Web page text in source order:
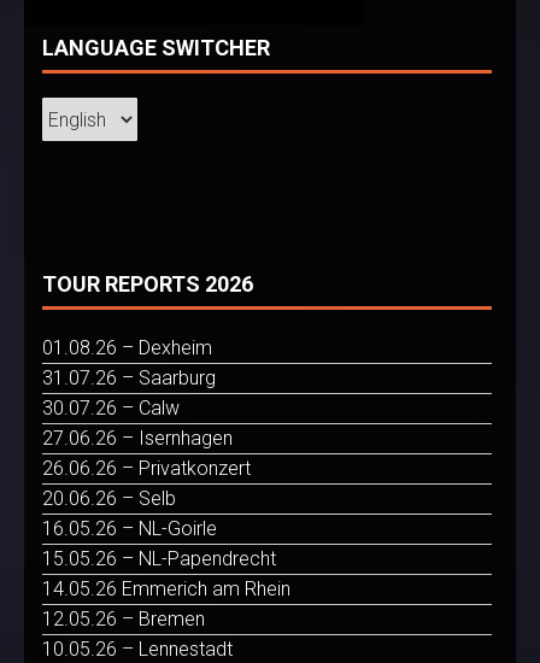
LANGUAGE SWITCHER
TOUR REPORTS 2026
01.08.26 – Dexheim
31.07.26 – Saarburg
30.07.26 – Calw
27.06.26 – Isernhagen
26.06.26 – Privatkonzert
20.06.26 – Selb
16.05.26 – NL-Goirle
15.05.26 – NL-Papendrecht
14.05.26 Emmerich am Rhein
12.05.26 – Bremen
10.05.26 – Lennestadt